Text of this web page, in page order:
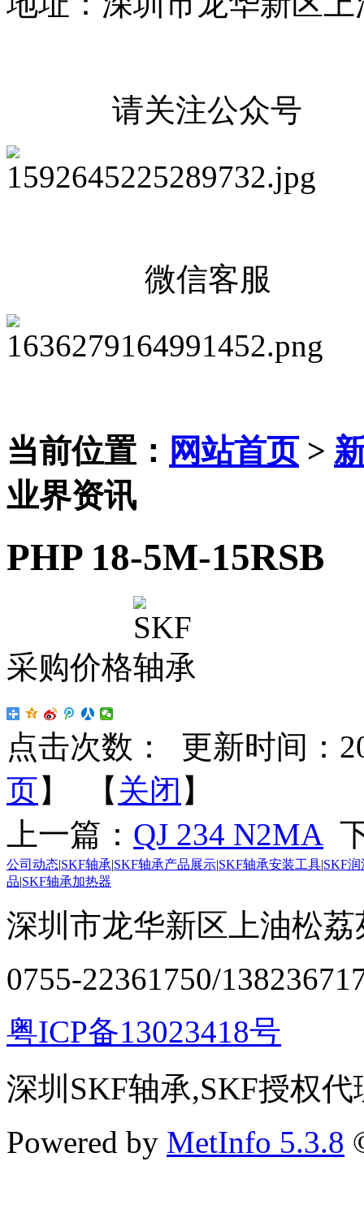
请关注公众号
微信客服
当前位置： 网站首页>
业界资讯
PHP 18-5M-15RSB
采购价格
点击次数：
更新时间：
页】 【 关闭 】
上一篇： QJ 234 N2MA
公司动态 SKF轴承 SKF轴承产品展示 SKF轴承安装工具 SKF
品 SKF轴承加热器
深圳市龙华新区上油松
0755-22361750/
粤ICP备13023418号
深圳SKF轴承,SKF授权
Powered by MetInfo 5.3.8